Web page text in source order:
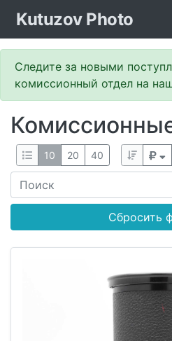
Kutuzov Photo
Следите за новыми
комиссионный отдел на
10 20 40
Сбросить